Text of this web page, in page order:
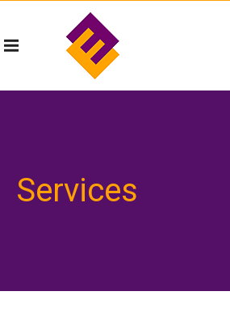
Services